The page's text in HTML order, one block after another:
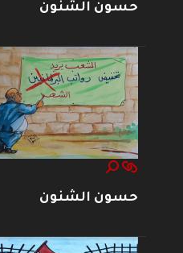
حسون الشنون
حسون الشنون